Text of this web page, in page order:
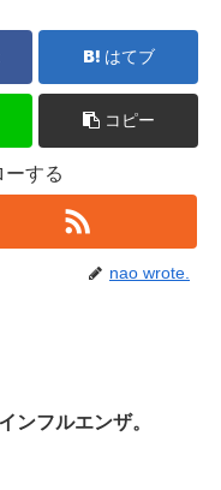
はてブ
コピー
ーする
nao wrote.
ンフルエンザ。